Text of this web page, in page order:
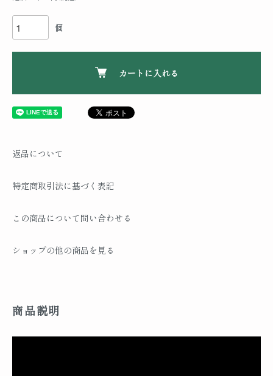
個
カートに入れる
返品について
特定商取引法に基づく表記
この商品について問い合わせる
ショップの他の商品を見る
商品説明